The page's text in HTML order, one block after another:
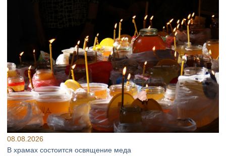
08.08.2026
В храмах состоится освящение меда